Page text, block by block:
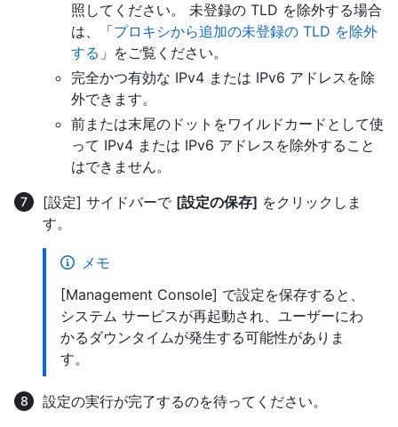
照してください。 未登録の TLD を除外する場合
は、「プロキシから追加の未登録の TLD を除外
する 」をご覧ください。
完全かつ有効な IPv4 または IPv6 アドレスを除
外できます。
前または末尾のドットをワイルドカードとして使
って IPv4 または IPv6 アドレスを除外すること
はできません。
[設定] サイドバーで [設定の保存] をクリックしま
す。
メモ
[Management Console] で設定を保存すると、
システム サービスが再起動され、ユーザーにわ
かるダウンタイムが発生する可能性がありま
す。
設定の実行が完了するのを待ってください。